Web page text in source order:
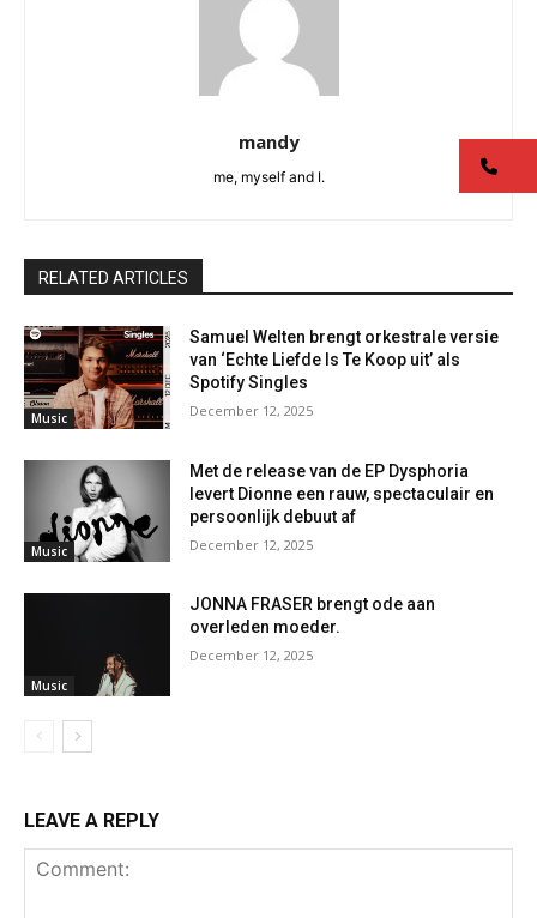
mandy
me, myself and I.
RELATED ARTICLES
Music
Samuel Welten brengt orkestrale versie
van ‘Echte Liefde Is Te Koop uit’ als
Spotify Singles
December 12, 2025
Music
Met de release van de EP Dysphoria
levert Dionne een rauw, spectaculair en
persoonlijk debuut af
December 12, 2025
Music
JONNA FRASER brengt ode aan
overleden moeder.
December 12, 2025
LEAVE A REPLY